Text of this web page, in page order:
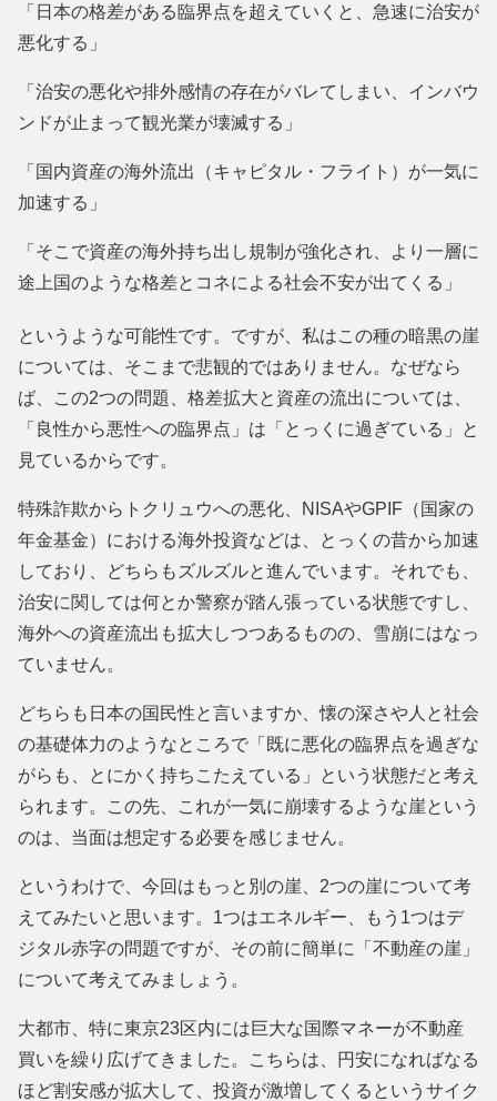
「日本の格差がある臨界点を超えていくと、急速に治安が
悪化する」
「治安の悪化や排外感情の存在がバレてしまい、インバウ
ンドが止まって観光業が壊滅する」
「国内資産の海外流出（キャピタル・フライト）が一気に
加速する」
「そこで資産の海外持ち出し規制が強化され、より一層に
途上国のような格差とコネによる社会不安が出てくる」
というような可能性です。ですが、私はこの種の暗黒の崖
については、そこまで悲観的ではありません。なぜなら
ば、この2つの問題、格差拡大と資産の流出については、
「良性から悪性への臨界点」は「とっくに過ぎている」と
見ているからです。
特殊詐欺からトクリュウへの悪化、NISAやGPIF（国家の
年金基金）における海外投資などは、とっくの昔から加速
しており、どちらもズルズルと進んでいます。それでも、
治安に関しては何とか警察が踏ん張っている状態ですし、
海外への資産流出も拡大しつつあるものの、雪崩にはなっ
ていません。
どちらも日本の国民性と言いますか、懐の深さや人と社会
の基礎体力のようなところで「既に悪化の臨界点を過ぎな
がらも、とにかく持ちこたえている」という状態だと考え
られます。この先、これが一気に崩壊するような崖という
のは、当面は想定する必要を感じません。
というわけで、今回はもっと別の崖、2つの崖について考
えてみたいと思います。1つはエネルギー、もう1つはデ
ジタル赤字の問題ですが、その前に簡単に「不動産の崖」
について考えてみましょう。
大都市、特に東京23区内には巨大な国際マネーが不動産
買いを繰り広げてきました。こちらは、円安になればなる
ほど割安感が拡大して、投資が激増してくるというサイク